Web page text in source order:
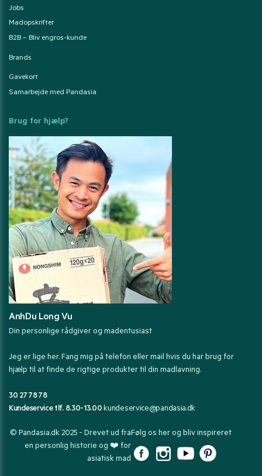
Jobs
Madopskrifter
B2B – Bliv engros-kunde
Brands
Gavekort
Samarbejde med Pandasia
Brug for hjælp?
AnhDu Long Vu
Din personlige rådgiver og madentusiast
Jeg er lige her. Fang mig på telefon eller mail hvis du har brug for
hjælp til at finde de rigtige produkter til din madlavning.
30 27 78 78
Kundeservice tlf. 8.30-13.00kundeservice@pandasia.dk
© Pandasia.dk 2025 - Drevet ud fra
en personlig historie og ❤️ for
asiatisk mad
Følg os her og bliv inspireret